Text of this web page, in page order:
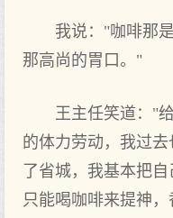
我说："咖啡那
那高尚的胃口。"
王主任笑道："
的体力劳动，我过
了省城，我基本把
只能喝咖啡来提神